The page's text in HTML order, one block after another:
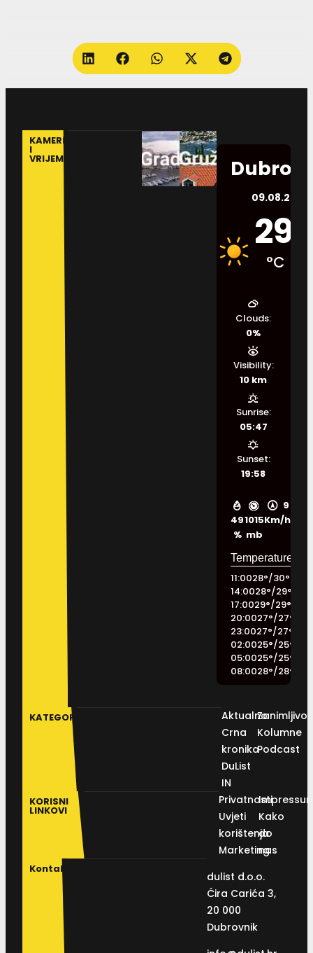
KAMERE
I
VRIJEME
09.08.2026.
29
°C
49
%
1015
mb
9
Km/h
Clouds:
0%
Visibility:
10 km
Sunrise:
05:47
Sunset:
19:58
11:0028°/30°
14:0028°/29°
17:0029°/29°
20:0027°/27°
23:0027°/27°
02:0025°/25°
05:0025°/25°
08:0028°/28°
KATEGORIJE
Aktualno
Crna
kronika
DuList
IN
Kolumne
Podcast
KORISNI
LINKOVI
Privatnosti
Uvjeti
korištenja
Marketing
Kako
do
nas
Kontakt
dulist d.o.o.
Ćira Carića 3,
20 000
Dubrovnik